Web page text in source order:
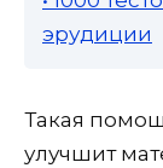
эрудиции
Такая
улучшит